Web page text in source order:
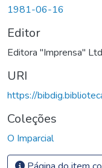
1981-06-16
Editor
Editora "Imprensa"
URI
https://
Coleções
O Imparcial